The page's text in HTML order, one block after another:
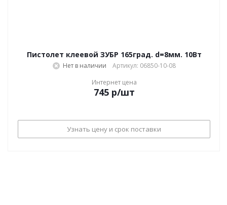
Пистолет клеевой ЗУБР 165град. d=8мм. 10Вт
Нет в наличии
Артикул: 06850-10-08
Интернет цена
745р/шт
Узнать цену и срок поставки